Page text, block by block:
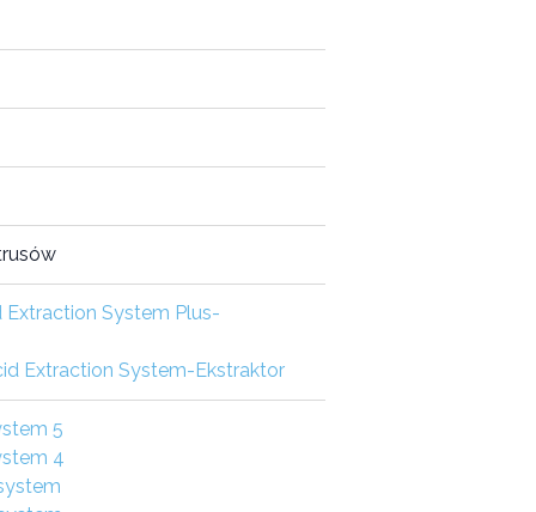
Extraction System Plus-
Extraction System-Ekstraktor
5
4